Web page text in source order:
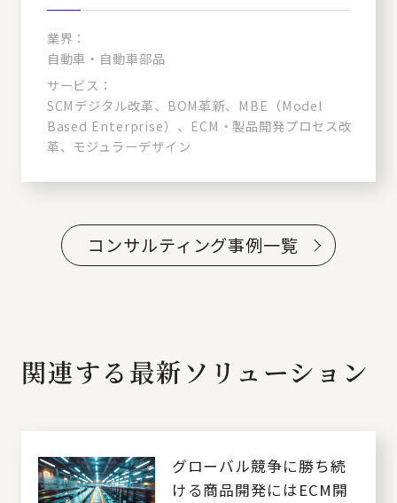
業界：
自動車・自動車部品
サービス：
SCMデジタル改革、BOM革新、MBE（Model
Based Enterprise）、ECM・製品開発プロセス改
革、モジュラーデザイン
コンサルティング事例一覧
関連する最新ソリューション
グローバル競争に勝ち続
ける商品開発にはECM開